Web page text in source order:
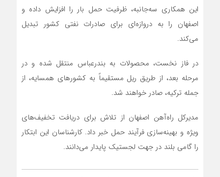
این همکاری سه‌جانبه، ظرفیت حمل بار را افزایش داده و
اصفهان را به دروازه‌ای برای صادرات نفتی کشور تبدیل
می‌کند.
در فاز نخست، محصولات به بندرعباس منتقل شده و در
مرحله بعد، از طریق ریل مستقیماً به کشورهای همسایه، از
جمله ترکیه، صادر خواهند شد.
مدیرکل راه‌آهن اصفهان از تلاش برای دریافت تخفیف‌های
ویژه و بهینه‌سازی فرآیند حمل خبر داد. کارشناسان این ابتکار
را گامی بلند در جهت لجستیک پایدار می‌دانند.